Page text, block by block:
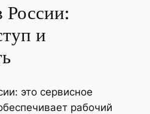
и
это сервисное
рабочий